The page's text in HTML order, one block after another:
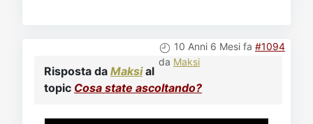
10 Anni 6 Mesi fa #1094
da Maksi
Risposta da Maksial
topic Cosa state ascoltando?